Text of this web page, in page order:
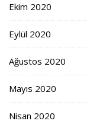
Ekim 2020
Eylül 2020
Ağustos 2020
Mayıs 2020
Nisan 2020